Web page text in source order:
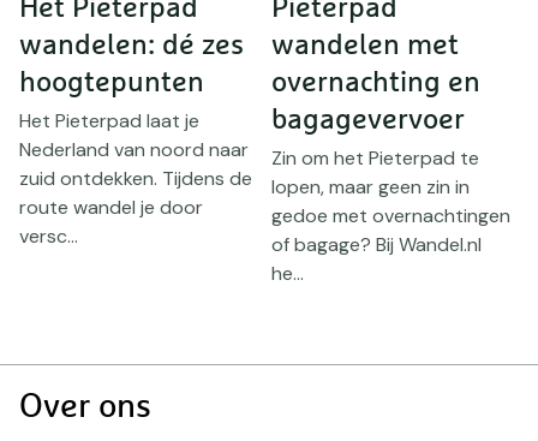
Het Pieterpad
wandelen: dé zes
hoogtepunten
Het Pieterpad laat je
Nederland van noord naar
zuid ontdekken. Tijdens de
route wandel je door
versc...
Pieterpad
wandelen met
overnachting en
bagagevervoer
Zin om het Pieterpad te
lopen, maar geen zin in
gedoe met overnachtingen
of bagage? Bij Wandel.nl
he...
Doormat
Over ons